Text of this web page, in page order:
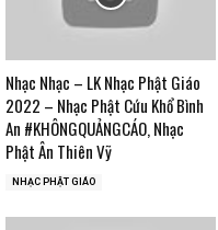
Nhạc Nhạc – LK Nhạc Phật Giáo
2022 – Nhạc Phật Cứu Khổ Bình
An #KHÔNGQUẢNGCÁO, Nhạc
Phật Ân Thiên Vỹ
NHẠC PHẬT GIÁO